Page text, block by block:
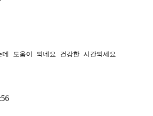
데 도움이 되네요 건강한 시간되세요